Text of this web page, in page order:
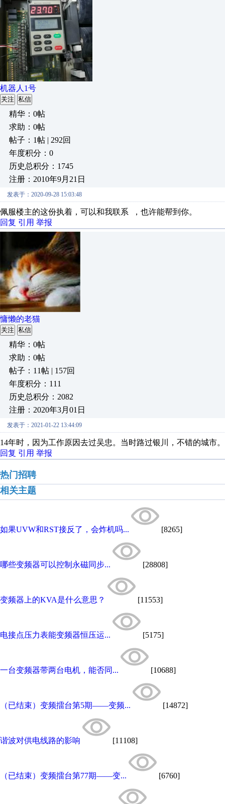
机器人1号
关注 私信
精华：0帖
求助：0帖
帖子：1帖 | 292回
年度积分：0
历史总积分：1745
注册：2010年9月21日
发表于：2020-09-28 15:03:48
佩服楼主的这份执着，可以和我联系 ，也许能帮到你。
回复 引用 举报
慵懒的老猫
关注 私信
精华：0帖
求助：0帖
帖子：11帖 | 157回
年度积分：111
历史总积分：2082
注册：2020年3月01日
发表于：2021-01-22 13:44:09
14年时，因为工作原因去过吴忠。当时路过银川，不错的城市
回复 引用 举报
热门招聘
相关主题
如果UVW和RST接反了，会炸机吗... [8265]
哪些变频器可以控制永磁同步... [28808]
变频器上的KVA是什么意思？ [11553]
电接点压力表能变频器恒压运... [5175]
一台变频器带两台电机，能否同... [10688]
（已结束）变频擂台第5期——变频... [14872]
谐波对供电线路的影响 [11108]
（已结束）变频擂台第77期——变... [6760]